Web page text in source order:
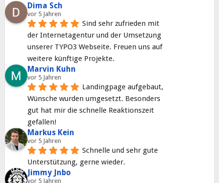
Dima Sch
vor 5 Jahren
Sind sehr zufrieden mit
der Internetagentur und der Umsetzung
unserer TYPO3 Webseite. Freuen uns auf
weitere künftige Projekte.
Marvin Kuhn
vor 5 Jahren
Landingpage aufgebaut,
Wünsche wurden umgesetzt. Besonders
gut hat mir die schnelle Reaktionszeit
gefallen!
Markus Kein
vor 5 Jahren
Schnelle und sehr gute
Unterstützung, gerne wieder.
Jimmy Jnbo
vor 5 Jahren